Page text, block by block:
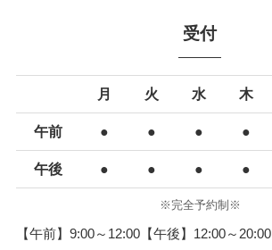
受付
月 火 水 木
午前 ● ● ● ●
午後 ● ● ● ●
※完全予約制※
【午前】9:00～12:00【午後】12:00～20:00